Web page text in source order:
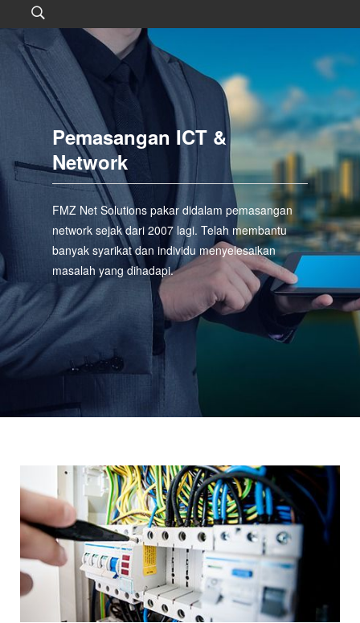
Pemasangan ICT &
Network
FMZ Net Solutions pakar didalam pemasangan
network sejak dari 2007 lagi. Telah membantu
banyak syarikat dan individu menyelesaikan
masalah yang dihadapi.